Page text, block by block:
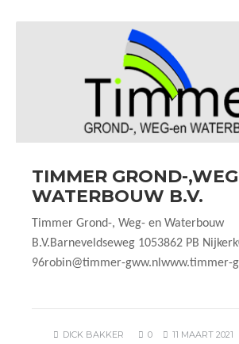
TIMMER GROND-
WATERBOUW B.V.
Timmer Grond-, Weg- en Waterbouw
B.V.Barneveldseweg 1053862 PB
96robin@timmer-gww.nlwww.timmer-
DICK BAKKER 0 11 MAART 2021